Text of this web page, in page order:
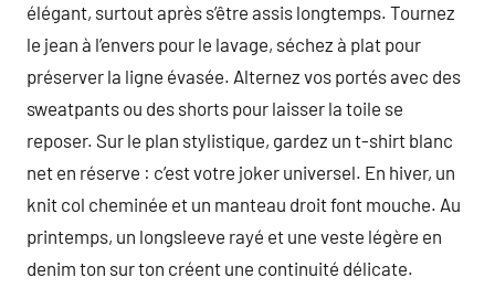
élégant, surtout après s’être assis longtemps. Tournez
le jean à l’envers pour le lavage, séchez à plat pour
préserver la ligne évasée. Alternez vos portés avec des
sweatpants ou des shorts pour laisser la toile se
reposer. Sur le plan stylistique, gardez un t-shirt blanc
net en réserve : c’est votre joker universel. En hiver, un
knit col cheminée et un manteau droit font mouche. Au
printemps, un longsleeve rayé et une veste légère en
denim ton sur ton créent une continuité délicate.